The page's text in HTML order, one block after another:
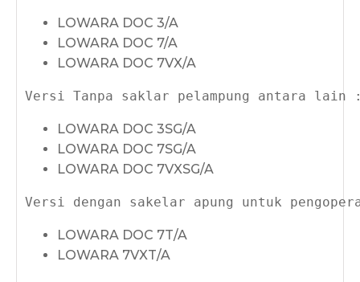
LOWARA DOC 3/A
LOWARA DOC 7/A
LOWARA DOC 7VX/A
LOWARA DOC 3SG/A
LOWARA DOC 7SG/A
LOWARA DOC 7VXSG/A
Versi dengan sakelar apung untuk
LOWARA DOC 7T/A
LOWARA 7VXT/A